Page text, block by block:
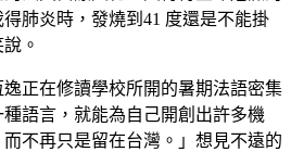
肺炎時，發燒到41 度還是不能掛
。
正在修讀學校所開的暑期法語密集
語言，就能為自己開創出許多機
不再只是留在台灣。」想見不遠的